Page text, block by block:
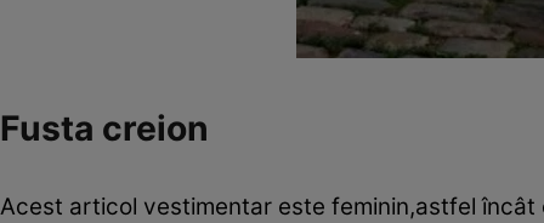
Fusta creion
Acest articol vestimentar este feminin,astfel